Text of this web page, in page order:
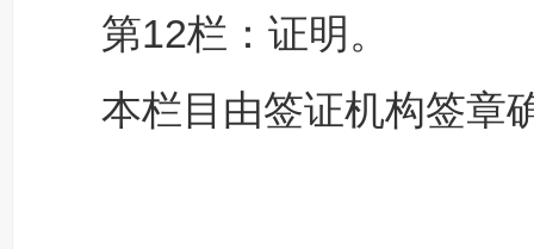
第12栏：证明。
本栏目由签证机构签章